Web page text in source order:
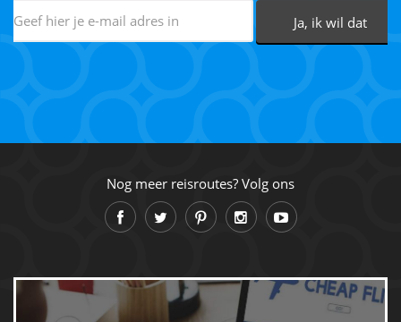
Nog meer reisroutes? Volg ons